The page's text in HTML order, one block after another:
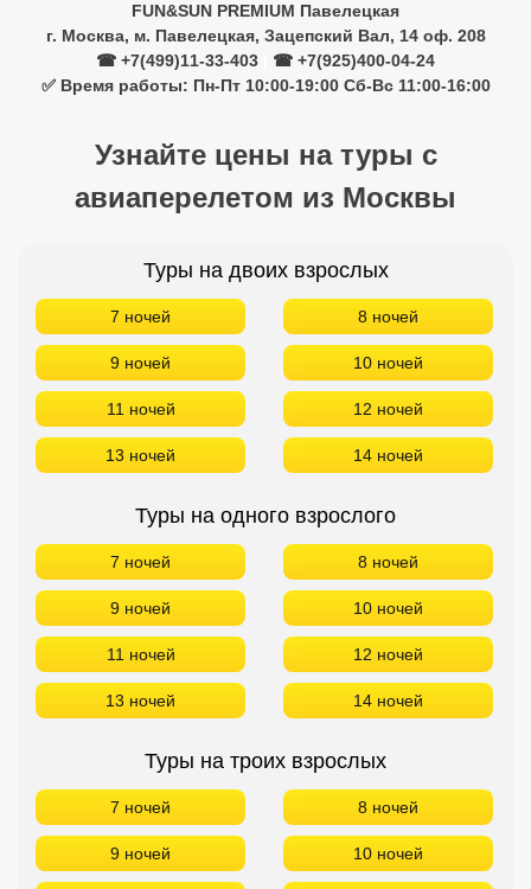
FUN&SUN PREMIUM Павелецкая
г. Москва, м. Павелецкая, Зацепский Вал, 14 оф. 208
☎ +7(499)11-33-403
☎ +7(925)400-04-24
✅ Время работы: Пн-Пт 10:00-19:00 Сб-Вс 11:00-16:00
Узнайте цены на туры с
авиаперелетом из Москвы
Туры на двоих взрослых
7 ночей 8 ночей
9 ночей 10 ночей
11 ночей 12 ночей
13 ночей 14 ночей
Туры на одного взрослого
7 ночей 8 ночей
9 ночей 10 ночей
11 ночей 12 ночей
13 ночей 14 ночей
Туры на троих взрослых
7 ночей 8 ночей
9 ночей 10 ночей
Сетевые отели Шри Ланки
Сетевые отели Вьетнама
Сетевые отели Мальдив
Сетевые отели Бали
Сетевые отели Сейшел
Сетевые отели Маврикия